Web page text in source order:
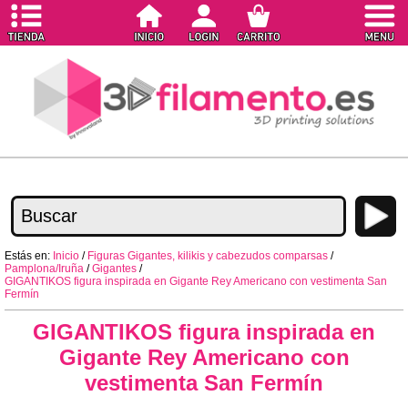
Estás en: Inicio / Figuras Gigantes, kilikis y cabezudos comparsas /
Pamplona/Iruña /Gigantes /
GIGANTIKOS figura inspirada en Gigante Rey Americano con vestimenta San
Fermín
GIGANTIKOS figura inspirada en
Gigante Rey Americano con
vestimenta San Fermín